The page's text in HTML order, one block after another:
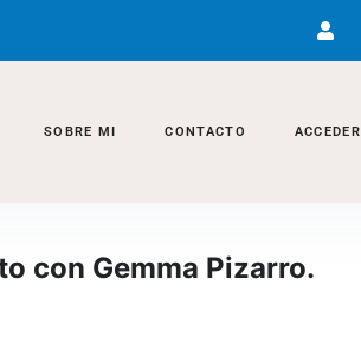
SOBRE MI CONTACTO ACCEDER
con Gemma Pizarro.